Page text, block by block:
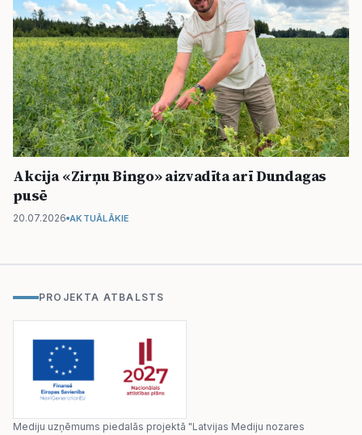
Akcija «Zirņu Bingo» aizvadīta arī Dundagas
pusē
20.07.2026 AKTUĀLĀKIE
PROJEKTA ATBALSTS
Mediju uzņēmums piedalās projektā "Latvijas Mediju nozares